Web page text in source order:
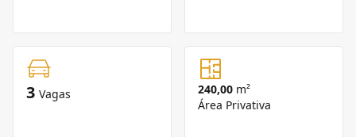
3 Vagas 240,00 m²
Área Privativa